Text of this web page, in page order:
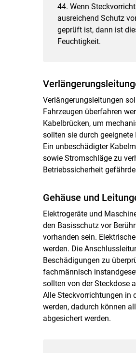
44. Wenn
ausreichend Schutz
geprüft ist, dann ist
Feuchtigkeit.
Verlängerungsleitungen
Fahrzeugen überfahren
Kabelbrücken, um
sollten sie durch
Ein unbeschädigter
sowie Stromschläge zu
Betriebssicherheit
Gehäuse und
Elektrogeräte und
den Basisschutz vor
vorhanden sein.
werden. Die
Beschädigungen zu
fachmännisch
sollten von der Steckdose
Alle Steckvorrichtungen in
werden, dadurch können
abgesichert werden.